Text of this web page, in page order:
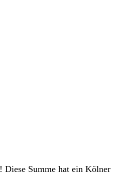
Diese Summe hat ein Kölner